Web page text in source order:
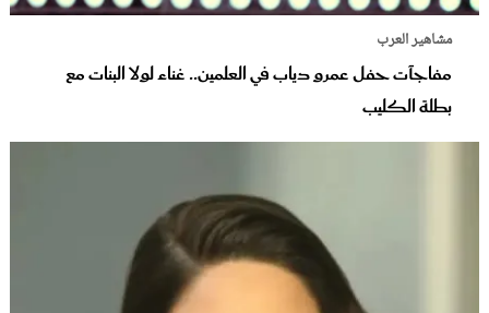
مشاهير العرب
مفاجآت حفل عمرو دياب في العلمين.. غناء لولا البنات مع
بطلة الكليب